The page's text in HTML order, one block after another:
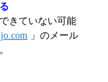
きていない可能
」のメール